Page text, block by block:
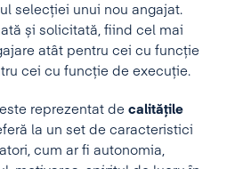
selecției unui nou angajat.
și solicitată, fiind cel mai
atât pentru cei cu funcție
cei cu funcție de execuție.
reprezentat de calitățile
la un set de caracteristici
cum ar fi autonomia,